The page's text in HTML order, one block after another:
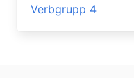
Verbgrupp 4